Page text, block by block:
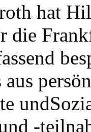
hat
die
aus
-